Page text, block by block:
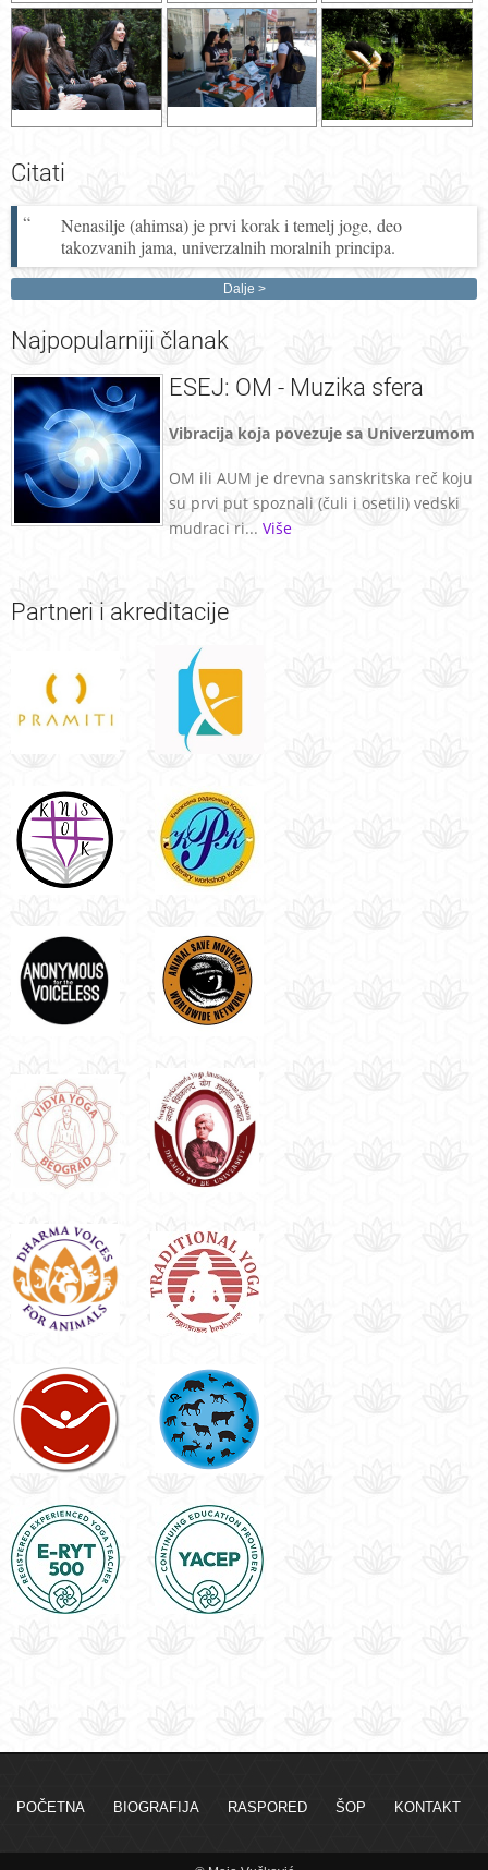
Citati
Nenasilje (ahimsa) je prvi korak i temelj joge, deo
takozvanih jama, univerzalnih moralnih principa.
Dalje
Najpopularniji članak
ESEJ: OM - Muzika sfera
Vibracija koja povezuje sa Univerzumom
OM ili AUM je drevna sanskritska reč koju
su prvi put spoznali (čuli i osetili) vedski
mudraci ri... Više
Partneri i akreditacije
POČETNA BIOGRAFIJA RASPORED ŠOP KONTAKT